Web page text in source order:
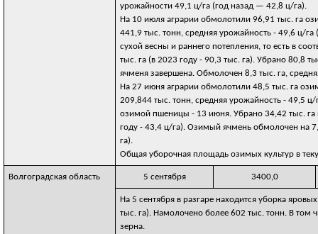
урожайности 49,1 ц/га (год назад — 42,8 ц/га).
На 10 июля аграрии обмолотили 96,91 тыс. га
441,9 тыс. тонн, средняя урожайность - 49,6 ц/
сухой весны и раннего потепления, то есть в
тыс. га (в 2023 году - 90,3 тыс. га). Убрано 80,8
ячменя завершена. Обмолочен 8,3 тыс. га,
На 27 июня аграрии обмолотили 48,5 тыс. га
209,844 тыс. тонн, средняя урожайность - 49,5
озимой пшеницы - 13 июня. Убрано 34,42 тыс. га
году - 43,4 ц/га). Озимый ячмень обмолочен на
га).
Общая уборочная площадь озимых культур в
Волгоградская область 5 сентября 3400,0
На 5 сентября в разгаре находится уборка
тыс. га). Намолочено более 602 тыс. тонн. В
зерна.